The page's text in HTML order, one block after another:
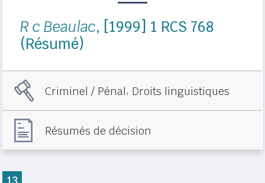
R c Beaulac, [1999] 1 RCS 768
(Résumé)
Criminel / Pénal, Droits linguistiques
Résumés de décision